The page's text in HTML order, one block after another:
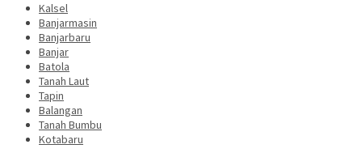
Kalsel
Banjarmasin
Banjarbaru
Banjar
Batola
Tanah Laut
Tapin
Balangan
Tanah Bumbu
Kotabaru